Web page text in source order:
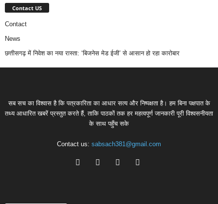
Contact US
Contact
News
छत्तीसगढ़ में निवेश का नया रास्ता: ‘बिजनेस मेड ईजी’ से आसान हो रहा कारोबार
सब सच का विश्वास है कि पत्रकारिता का आधार सत्य और निष्पक्षता है। हम बिना पक्षपात के
तथ्य आधारित खबरें प्रस्तुत करते हैं, ताकि पाठकों तक हर महत्वपूर्ण जानकारी पूरी विश्वसनीयता
के साथ पहुँच सके
Contact us: sabsach381@gmail.com